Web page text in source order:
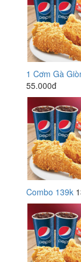
1 Cơm Gà
55.000đ
Combo 139k